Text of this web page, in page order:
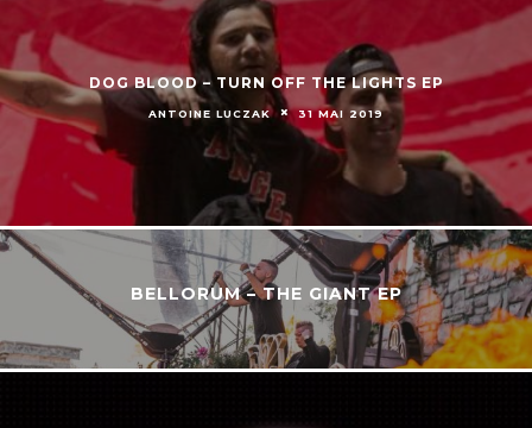
DOG BLOOD – TURN OFF THE LIGHTS EP
ANTOINE LUCZAK 31 MAI 2019
BELLORUM – THE GIANT EP